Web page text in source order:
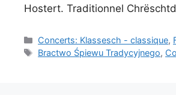
Hostert. Traditionnel
Catégories
Concerts: Klassesch - classique,
Étiquettes
Bractwo Śpiewu Tradycyjnego,